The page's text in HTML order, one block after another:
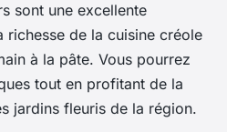
sont une excellente
richesse de la cuisine créole
à la pâte. Vous pourrez
tout en profitant de la
jardins fleuris de la région.